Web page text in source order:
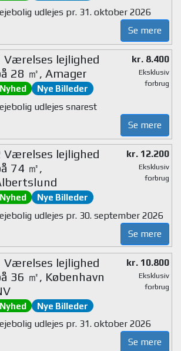
udlejes pr. 31. oktober 2026
Se mere
Værelses lejlighed
28 ㎡, Amager
Nyhed Nye Billeder
kr. 8.400
Eksklusiv
forbrug
udlejes snarest
Se mere
Værelses lejlighed
74 ㎡,
Nyhed Nye Billeder
kr. 12.200
Eksklusiv
forbrug
udlejes pr. 30. september 2026
Se mere
Værelses lejlighed
36 ㎡, København
Nyhed Nye Billeder
kr. 10.800
Eksklusiv
forbrug
udlejes pr. 31. oktober 2026
Se mere